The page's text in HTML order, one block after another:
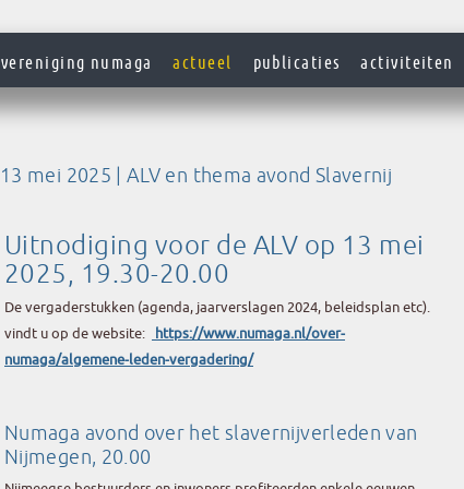
vereniging numaga actueel publicaties activiteiten
13 mei 2025 | ALV en thema avond Slavernij
Uitnodiging voor de ALV op 13 mei
2025, 19.30-20.00
De vergaderstukken (agenda, jaarverslagen 2024, beleidsplan etc).
vindt u op de website: https://www.numaga.nl/over-
numaga/algemene-leden-vergadering/
Numaga avond over het slavernijverleden van
Nijmegen, 20.00